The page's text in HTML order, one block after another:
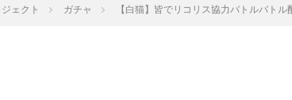
ェクト ガチャ 【白猫】皆でリコリス協力バトルバト